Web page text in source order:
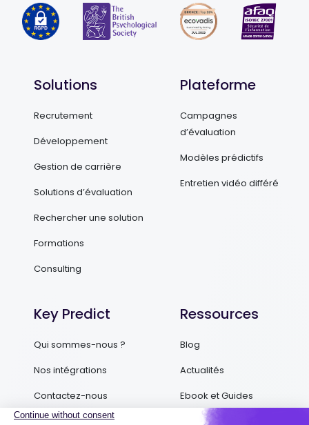
Solutions
Recrutement
Développement
Gestion de carrière
Solutions d’évaluation
Rechercher une solution
Formations
Consulting
Plateforme
Campagnes
d’évaluation
Modèles prédictifs
Entretien vidéo différé
Key Predict
Qui sommes-nous ?
Nos intégrations
Contactez-nous
Ressources
Blog
Actualités
Ebook et Guides
Podcasts